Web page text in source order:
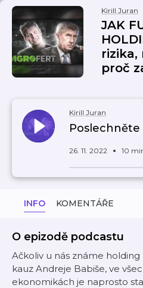
Kirill Juran
JAK
rizika,
proč
Kirill Juran
Poslechněte
26. 11. 2022 10
INFO KOMENTÁŘE
O epizodě podcastu
Ačkoliv u nás známe
kauz Andreje Babiše, ve
ekonomikách je naprosto